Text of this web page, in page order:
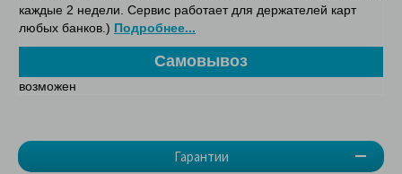
Гарантии
каждые 2 недели. Сервис работает для держателей карт
любых банков.) Подробнее...
Самовывоз
возможен